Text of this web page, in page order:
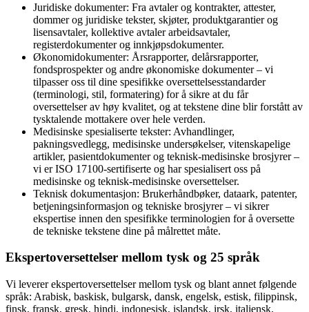
Juridiske dokumenter: Fra avtaler og kontrakter, attester,
dommer og juridiske tekster, skjøter, produktgarantier og
lisensavtaler, kollektive avtaler arbeidsavtaler,
registerdokumenter og innkjøpsdokumenter.
Økonomidokumenter: Årsrapporter, delårsrapporter,
fondsprospekter og andre økonomiske dokumenter – vi
tilpasser oss til dine spesifikke oversettelsesstandarder
(terminologi, stil, formatering) for å sikre at du får
oversettelser av høy kvalitet, og at tekstene dine blir forstått av
tysktalende mottakere over hele verden.
Medisinske spesialiserte tekster: Avhandlinger,
pakningsvedlegg, medisinske undersøkelser, vitenskapelige
artikler, pasientdokumenter og teknisk-medisinske brosjyrer –
vi er ISO 17100-sertifiserte og har spesialisert oss på
medisinske og teknisk-medisinske oversettelser.
Teknisk dokumentasjon: Brukerhåndbøker, dataark, patenter,
betjeningsinformasjon og tekniske brosjyrer – vi sikrer
ekspertise innen den spesifikke terminologien for å oversette
de tekniske tekstene dine på målrettet måte.
Ekspertoversettelser mellom tysk og 25 språk
Vi leverer ekspertoversettelser mellom tysk og blant annet følgende
språk: Arabisk, baskisk, bulgarsk, dansk, engelsk, estisk, filippinsk,
finsk, fransk, gresk, hindi, indonesisk, islandsk, irsk, italiensk,